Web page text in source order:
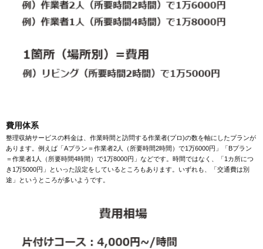
費用体系
整理収納サービスの料金は、作業時間と訪問する作業者(プロ)の数を軸にしたプランが
あります。例えば「Aプラン＝作業者2人（所要時間2時間）で1万6000円」「Bプラン
＝作業者1人（所要時間4時間）で1万8000円」などです。時間ではなく、「1カ所につ
き1万5000円」といった設定をしているところもあります。いずれも、「交通費は別
途」というところが多いようです。